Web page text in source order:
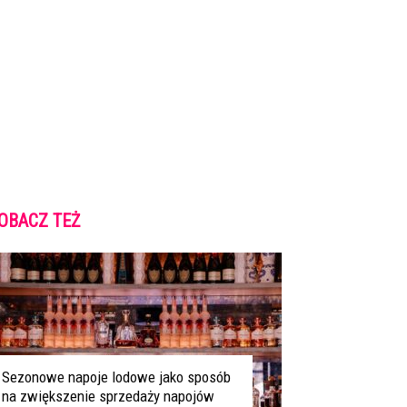
TEŻ
Sezonowe napoje lodowe jako sposób
na zwiększenie sprzedaży napojów